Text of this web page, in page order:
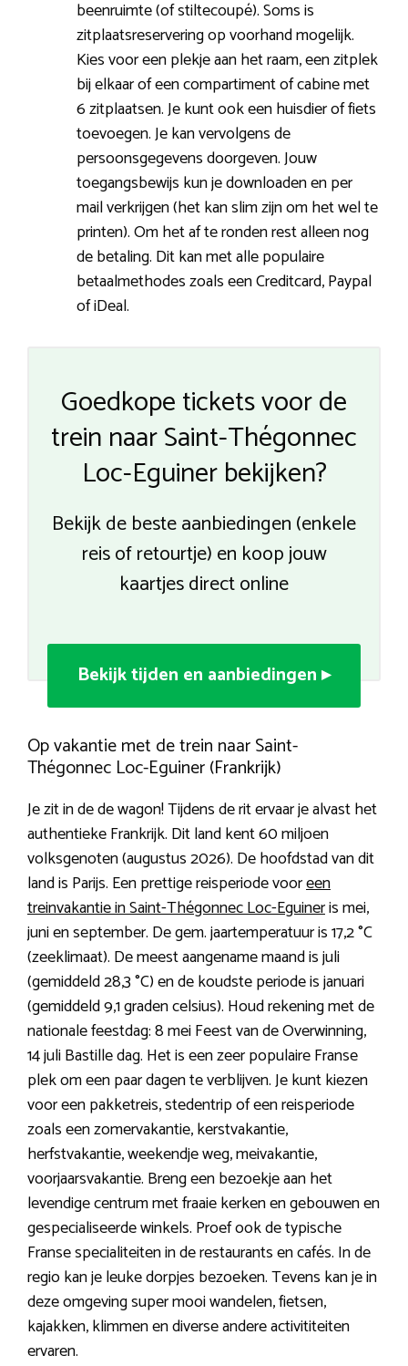
beenruimte (of stiltecoupé). Soms is
zitplaatsreservering op voorhand mogelijk.
Kies voor een plekje aan het raam, een zitplek
bij elkaar of een compartiment of cabine met
6 zitplaatsen. Je kunt ook een huisdier of fiets
toevoegen. Je kan vervolgens de
persoonsgegevens doorgeven. Jouw
toegangsbewijs kun je downloaden en per
mail verkrijgen (het kan slim zijn om het wel te
printen). Om het af te ronden rest alleen nog
de betaling. Dit kan met alle populaire
betaalmethodes zoals een Creditcard, Paypal
of iDeal.
Goedkope tickets voor de
trein naar Saint-Thégonnec
Loc-Eguiner bekijken?
Bekijk de beste aanbiedingen (enkele
reis of retourtje) en koop jouw
kaartjes direct online
Bekijk tijden en aanbiedingen ▸
Op vakantie met de trein naar Saint-
Thégonnec Loc-Eguiner (Frankrijk)
Je zit in de de wagon! Tijdens de rit ervaar je alvast het
authentieke Frankrijk. Dit land kent 60 miljoen
volksgenoten (augustus 2026). De hoofdstad van dit
land is Parijs. Een prettige reisperiode vooreen
treinvakantie in Saint-Thégonnec Loc-Eguineris mei,
juni en september. De gem. jaartemperatuur is 17,2 °C
(zeeklimaat). De meest aangename maand is juli
(gemiddeld 28,3 °C) en de koudste periode is januari
(gemiddeld 9,1 graden celsius). Houd rekening met de
nationale feestdag: 8 mei Feest van de Overwinning,
14 juli Bastille dag. Het is een zeer populaire Franse
plek om een paar dagen te verblijven. Je kunt kiezen
voor een pakketreis, stedentrip of een reisperiode
zoals een zomervakantie, kerstvakantie,
herfstvakantie, weekendje weg, meivakantie,
voorjaarsvakantie. Breng een bezoekje aan het
levendige centrum met fraaie kerken en gebouwen en
gespecialiseerde winkels. Proef ook de typische
Franse specialiteiten in de restaurants en cafés. In de
regio kan je leuke dorpjes bezoeken. Tevens kan je in
deze omgeving super mooi wandelen, fietsen,
kajakken, klimmen en diverse andere activititeiten
ervaren.